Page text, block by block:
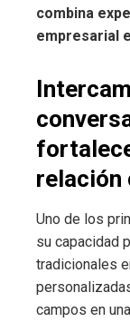
combina
empresarial
relación
Uno de los
su capacidad
tradicionales
campos en